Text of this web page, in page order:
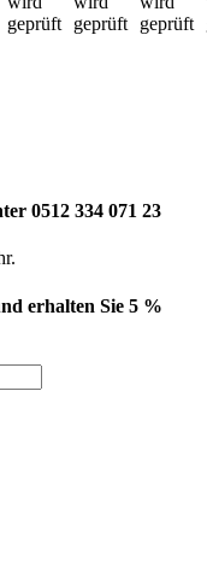
geprüft
geprüft
geprüft
0512 334 071 23
erhalten Sie 5 %